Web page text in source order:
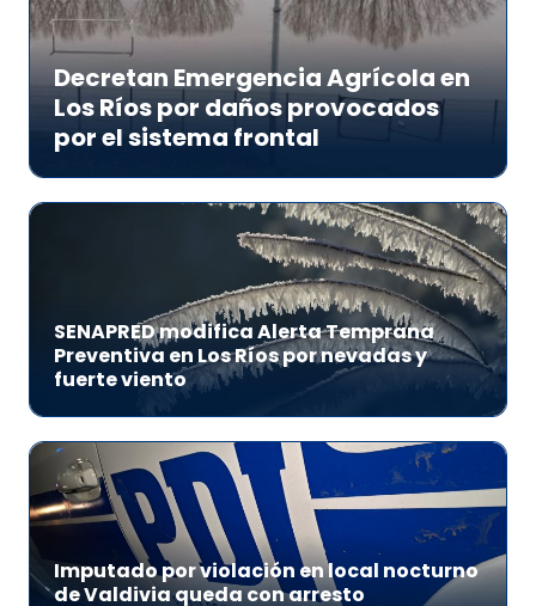
Decretan Emergencia Agrícola en
Los Ríos por daños provocados
por el sistema frontal
SENAPRED modifica Alerta Temprana
Preventiva en Los Ríos por nevadas y
fuerte viento
Imputado por violación en local nocturno
de Valdivia queda con arresto